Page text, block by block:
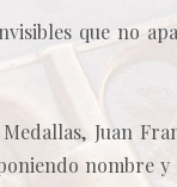
que no
Juan